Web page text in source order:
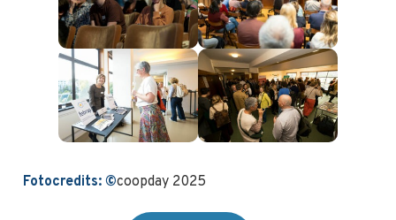
Fotocredits: ©coopday 2025